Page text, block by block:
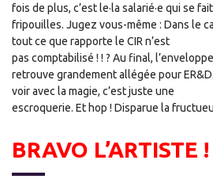
fois de plus, c’est le·la salarié·e qui se
fripouilles. Jugez vous-même : Dans le
tout ce que rapporte le CIR n’est
pas comptabilisé ! ! ? Au final,
retrouve grandement allégée pour
voir avec la magie, c’est juste une
escroquerie. Et hop ! Disparue la
BRAVO L’ARTISTE !